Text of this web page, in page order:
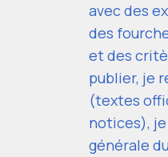
avec des
des
et des
publier, je
(textes
notices),
générale